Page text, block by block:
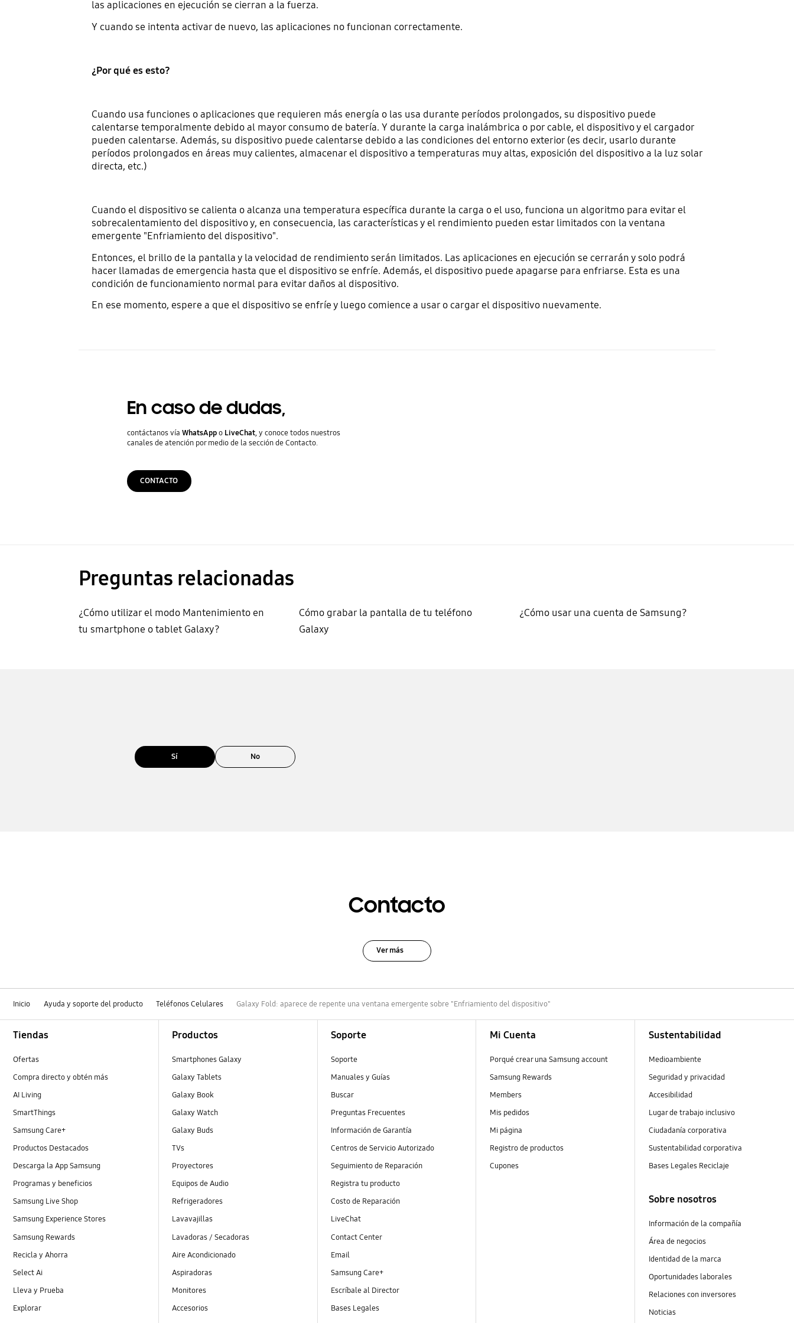
las aplicaciones en ejecución se cierran a la fuerza.
Y cuando se intenta activar de nuevo, las aplicaciones no funcionan correctamente.
¿Por qué es esto?
Cuando usa funciones o aplicaciones que requieren más energía o las usa durante períodos prolongados, su dispositivo puede
calentarse temporalmente debido al mayor consumo de batería. Y durante la carga inalámbrica o por cable, el dispositivo y el cargador
pueden calentarse. Además, su dispositivo puede calentarse debido a las condiciones del entorno exterior (es decir, usarlo durante
períodos prolongados en áreas muy calientes, almacenar el dispositivo a temperaturas muy altas, exposición del dispositivo a la luz solar
directa, etc.)
Cuando el dispositivo se calienta o alcanza una temperatura específica durante la carga o el uso, funciona un algoritmo para evitar el
sobrecalentamiento del dispositivo y, en consecuencia, las características y el rendimiento pueden estar limitados con la ventana
emergente "Enfriamiento del dispositivo".
Entonces, el brillo de la pantalla y la velocidad de rendimiento serán limitados. Las aplicaciones en ejecución se cerrarán y solo podrá
hacer llamadas de emergencia hasta que el dispositivo se enfríe. Además, el dispositivo puede apagarse para enfriarse. Esta es una
condición de funcionamiento normal para evitar daños al dispositivo.
En ese momento, espere a que el dispositivo se enfríe y luego comience a usar o cargar el dispositivo nuevamente.
En caso de dudas,
contáctanos vía WhatsAppo LiveChat, y conoce todos nuestros
canales de atención por medio de la sección de Contacto.
CONTACTO
Preguntas relacionadas
¿Cómo utilizar el modo Mantenimiento en
tu smartphone o tablet Galaxy?
Cómo grabar la pantalla de tu teléfono
Galaxy
¿Cómo usar una cuenta de Samsung?
Sí No
Contacto
Ver más
Inicio Ayuda y soporte del producto Teléfonos Celulares Galaxy Fold: aparece de repente una ventana emergente sobre "Enfriamiento del dispositivo"
Tiendas
Ofertas
Compra directo y obtén más
AI Living
SmartThings
Samsung Care+
Productos Destacados
Descarga la App Samsung
Programas y beneficios
Samsung Live Shop
Samsung Experience Stores
Samsung Rewards
Recicla y Ahorra
Select Ai
Lleva y Prueba
Explorar
Productos
Smartphones Galaxy
Galaxy Tablets
Galaxy Book
Galaxy Watch
Galaxy Buds
TVs
Proyectores
Equipos de Audio
Refrigeradores
Lavavajillas
Lavadoras / Secadoras
Aire Acondicionado
Aspiradoras
Monitores
Accesorios
Soporte
Soporte
Manuales y Guías
Buscar
Preguntas Frecuentes
Información de Garantía
Centros de Servicio Autorizado
Seguimiento de Reparación
Registra tu producto
Costo de Reparación
LiveChat
Contact Center
Email
Samsung Care+
Escríbale al Director
Bases Legales
Mi Cuenta
Porqué crear una Samsung account
Samsung Rewards
Members
Mis pedidos
Mi página
Registro de productos
Cupones
Sustentabilidad
Medioambiente
Seguridad y privacidad
Accesibilidad
Lugar de trabajo inclusivo
Ciudadanía corporativa
Sustentabilidad corporativa
Bases Legales Reciclaje
Sobre nosotros
Información de la compañía
Área de negocios
Identidad de la marca
Oportunidades laborales
Relaciones con inversores
Noticias